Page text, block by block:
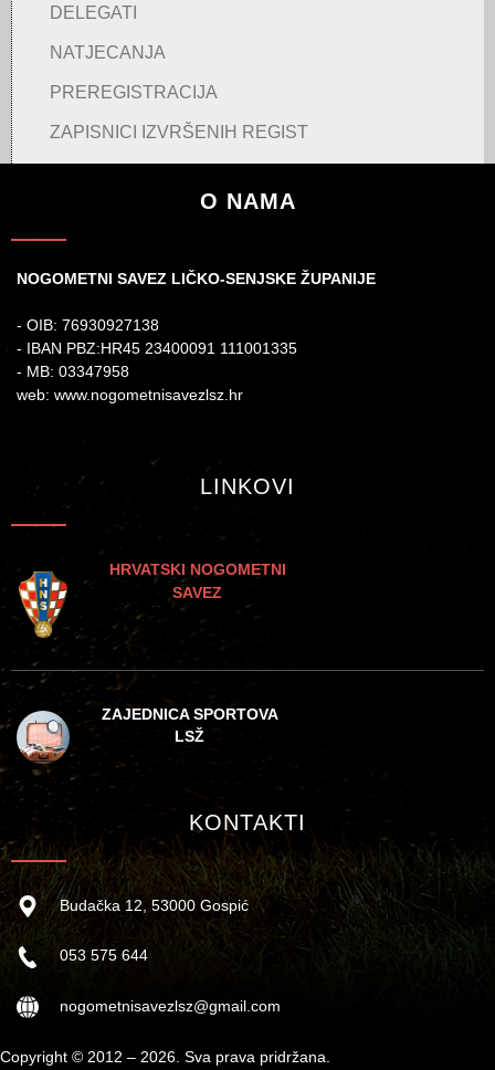
DELEGATI
NATJECANJA
PREREGISTRACIJA
ZAPISNICI IZVRŠENIH REGIST
O NAMA
NOGOMETNI SAVEZ LIČKO-SENJSKE ŽUPANIJE
- OIB: 76930927138
- IBAN PBZ:HR45 23400091 111001335
- MB: 03347958
web: www.nogometnisavezlsz.hr
LINKOVI
HRVATSKI NOGOMETNI
SAVEZ
ZAJEDNICA SPORTOVA
LSŽ
KONTAKTI
Budačka 12, 53000 Gospić
053 575 644
nogometnisavezlsz@gmail.com
Copyright © 2012 – 2026. Sva prava pridržana.